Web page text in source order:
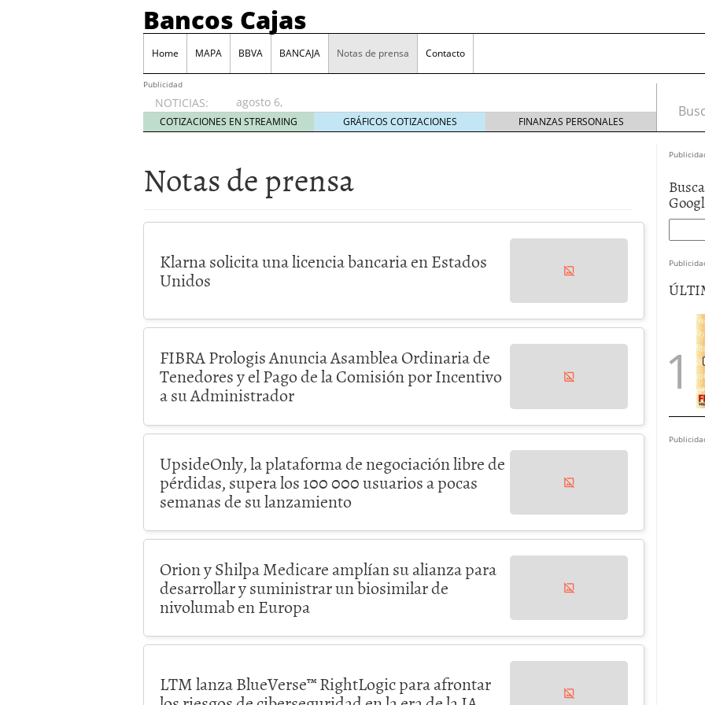
Bancos Cajas
Home MAPA BBVA BANCAJA Notas de prensa Contacto
Publicidad
NOTICIAS:
agosto 6,
2026
COTIZACIONES EN STREAMING GRÁFICOS COTIZACIONES FINANZAS PERSONALES
Notas de prensa
Klarna solicita una licencia bancaria en Estados
Unidos
FIBRA Prologis Anuncia Asamblea Ordinaria de
Tenedores y el Pago de la Comisión por Incentivo
a su Administrador
UpsideOnly, la plataforma de negociación libre de
pérdidas, supera los 100 000 usuarios a pocas
semanas de su lanzamiento
Orion y Shilpa Medicare amplían su alianza para
desarrollar y suministrar un biosimilar de
nivolumab en Europa
LTM lanza BlueVerse™ RightLogic para afrontar